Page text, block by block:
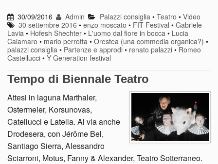
30/09/2016 Admin Palazzi consiglia• Teatro • Video
30 settembre 2016 •enzo moscato • FIT Festival •Gabriele
Lavia • Hofesh Shechter • L'uomo dal fiore in bocca • Lucia
Calamaro • mario perrotta • Orestea (una commedia organica?) •
palazzi consiglia • Partenze e approdi • renato palazzi • Romeo
Castellucci • Y Generation festival
Tempo di Biennale Teatro
Attesi in laguna Marthaler,
Ostermeier, Korsunovas,
Catellucci e Latella. Al via anche
Drodesera, con Jérôme Bel,
Santiago Sierra, Alessandro
Sciarroni, Motus, Fanny & Alexander, Teatro Sotterraneo.